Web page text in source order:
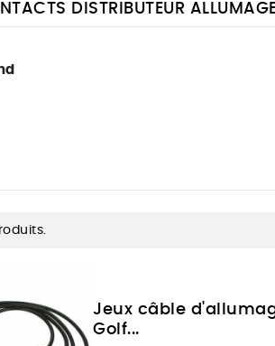
DISTRIBUTEUR
Jeux câble
Golf...